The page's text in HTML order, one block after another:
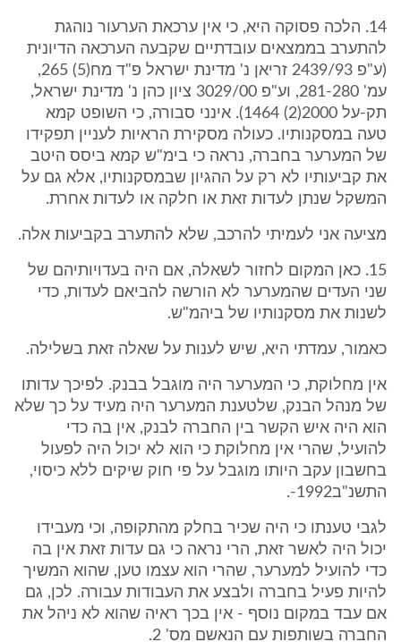
14. הלכה פסוקה היא, כי אין ערכאת הערעור נוהגת
להתערב בממצאים עובדתיים שקבעה הערכאה הדיונית
(ע"פ 2439/93 זריאן נ' מדינת ישראל פ"ד מח(5) 265,
עמ' 281-280, וע"פ 3029/00 ציון כהן נ' מדינת ישראל,
תק-על 2000(2) 1464). אינני סבורה, כי השופט קמא
טעה במסקנותיו. כעולה מסקירת הראיות לעניין תפקידו
של המערער בחברה, נראה כי בימ"ש קמא ביסס היטב
את קביעותיו לא רק על ההגיון שבמסקנותיו, אלא גם על
המשקל שנתן לעדות זאת או חלקה או לעדות אחרת.
מציעה אני לעמיתי להרכב, שלא להתערב בקביעות אלה.
15. כאן המקום לחזור לשאלה, אם היה בעדויותיהם של
שני העדים שהמערער לא הורשה להביאם לעדות, כדי
לשנות את מסקנותיו של ביהמ"ש.
כאמור, עמדתי היא, שיש לענות על שאלה זאת בשלילה.
אין מחלוקת, כי המערער היה מוגבל בבנק. לפיכך עדותו
של מנהל הבנק, שלטענת המערער היה מעיד על כך שלא
הוא היה איש הקשר בין החברה לבנק, אין בה כדי
להועיל, שהרי אין מחלוקת כי הוא לא יכול היה לפעול
בחשבון עקב היותו מוגבל על פי חוק שיקים ללא כיסוי,
התשנ"ב1992-.
לגבי טענתו כי היה שכיר בחלק מהתקופה, וכי מעבידו
יכול היה לאשר זאת, הרי נראה כי גם עדות זאת אין בה
כדי להועיל למערער, שהרי הוא עצמו טען, שהוא המשיך
להיות פעיל בחברה ולבצע את העבודות עבורה. לכן, גם
אם עבד במקום נוסף - אין בכך ראיה שהוא לא ניהל את
החברה בשותפות עם הנאשם מס' 2.